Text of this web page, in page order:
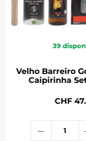
39
Velho Barreiro
Caipirinha
CHF